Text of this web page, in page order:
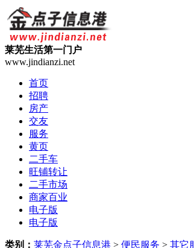
莱芜生活第一门户
www.jindianzi.net
首页
招聘
房产
交友
服务
黄页
二手车
旺铺转让
二手市场
商家百业
电子版
电子版
类别： 莱芜金点子信息港 > 便民服务 > 其它